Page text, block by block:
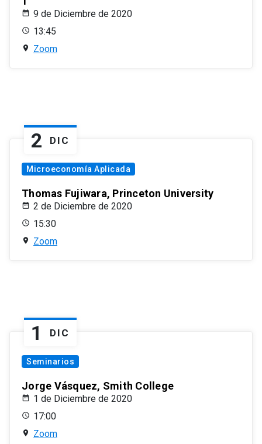
9 de Diciembre de 2020
13:45
Zoom
2 DIC
Microeconomía Aplicada
Thomas Fujiwara, Princeton University
2 de Diciembre de 2020
15:30
Zoom
1 DIC
Seminarios
Jorge Vásquez, Smith College
1 de Diciembre de 2020
17:00
Zoom